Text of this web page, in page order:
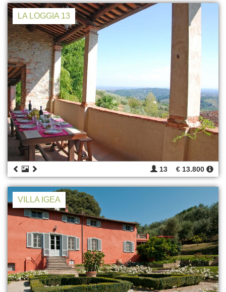
LA LOGGIA 13
13 € 13.800
VILLA IGEA